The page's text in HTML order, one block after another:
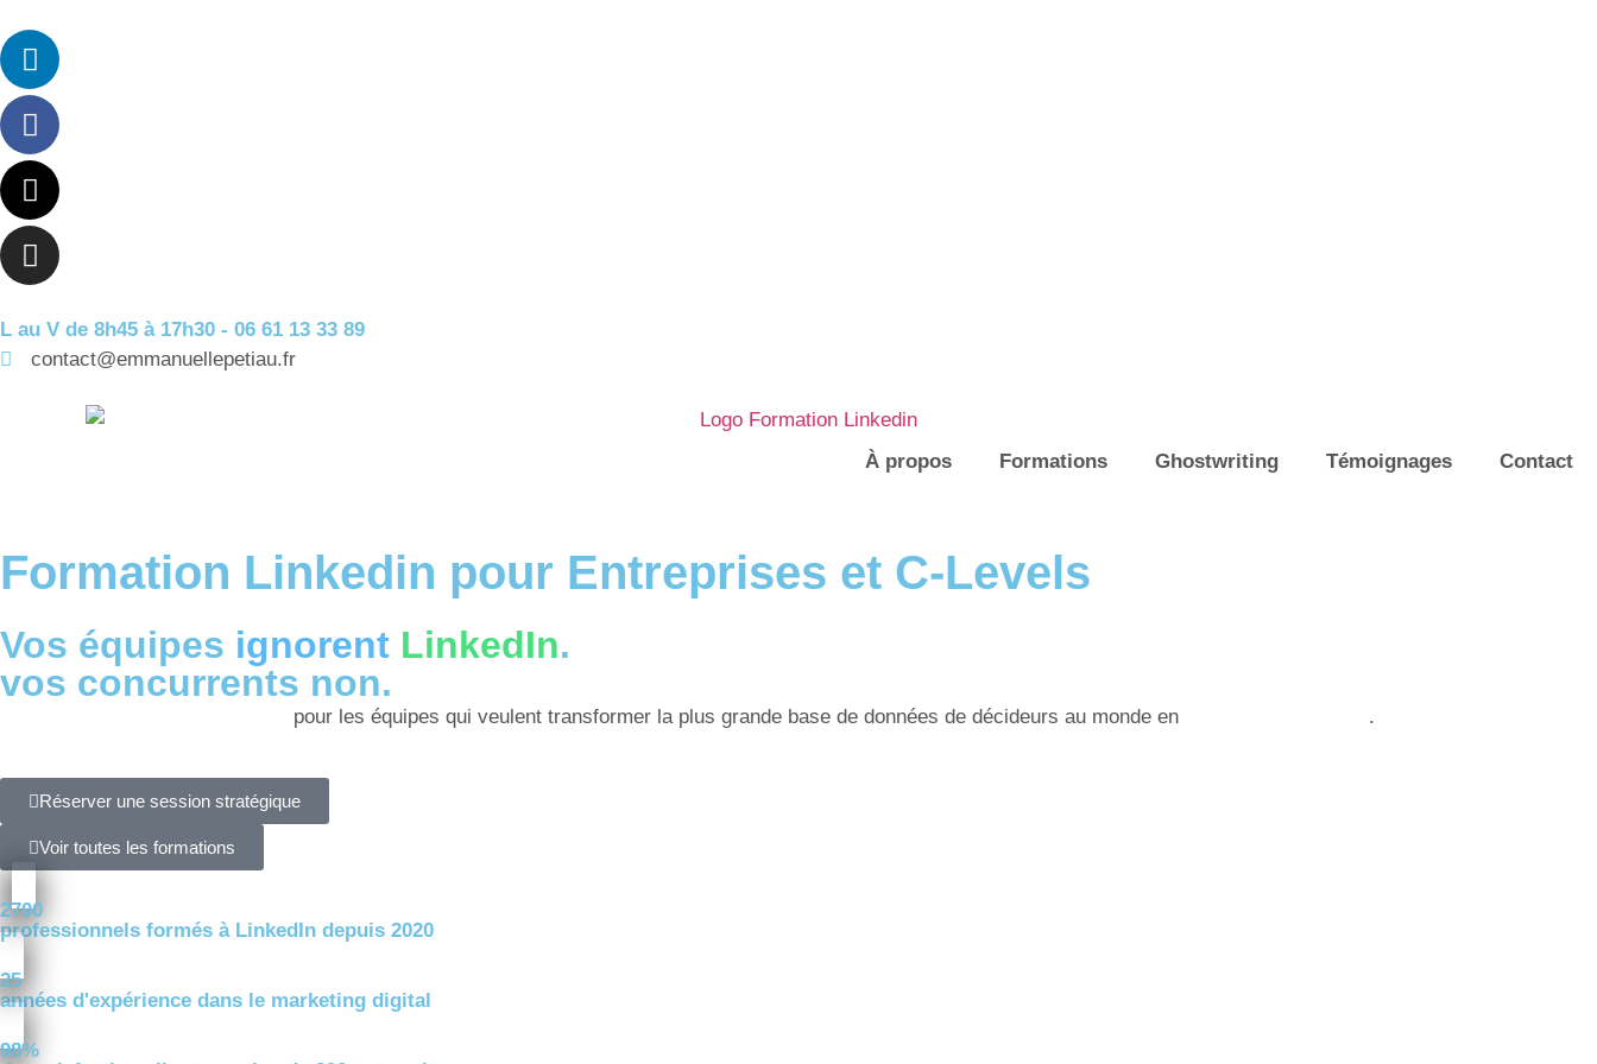
L au V de 8h45 à 17h30 - 06 61 13 33 89
contact@emmanuellepetiau.fr
À propos Formations Ghostwriting Témoignages Contact
Formation Linkedin pour Entreprises et C-Levels
Vos équipes ignorent LinkedIn.
vos concurrents non.
pour les équipes qui veulent transformer la plus grande base de données de décideurs au monde en .
Réserver une session stratégique
Voir toutes les formations
2700
professionnels formés à LinkedIn depuis 2020
25
années d'expérience dans le marketing digital
98%